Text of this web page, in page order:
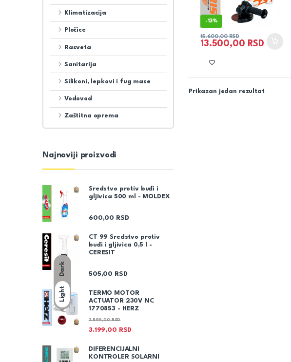
Dark
Light
-13%
13.500,00 RSD
15.600,00RSD
Prikazan jedan rezultat
Klimatizacija
Pločice
Rasveta
Sanitarija
Silikoni, lepkovi i fug mase
Vodovod
Zaštitna oprema
Najnoviji proizvodi
Sredstvo protiv buđi i
gljivica 500 ml - MOLDEX
600,00 RSD
CT 99 Sredstvo protiv
buđi i gljivica 0,5 l -
CERESIT
505,00 RSD
TERMO MOTOR
ACTUATOR 230V NC
1770853 - HERZ
3.199,00 RSD
3.599,00RSD
DIFERENCIJALNI
KONTROLER SOLARNI